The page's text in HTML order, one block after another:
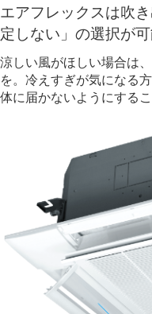
エアフレックスは吹
定しない」の選択が可
涼しい風がほしい場合は
を。冷えすぎが気になる
体に届かないようにするこ